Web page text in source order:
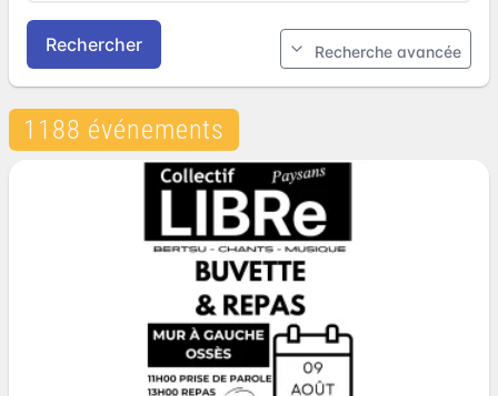
Rechercher Recherche avancée
1188 événements